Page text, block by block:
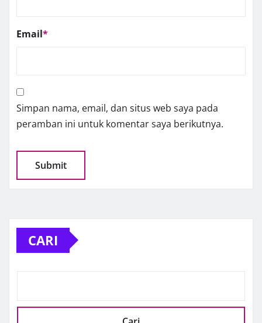
Email*
Simpan nama, email, dan situs web saya pada
peramban ini untuk komentar saya berikutnya.
CARI